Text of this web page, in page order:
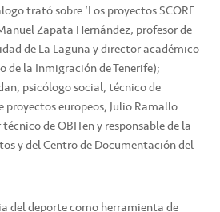
trató sobre ‘Los proyectos SCORE
Zapata Hernández, profesor de
de La Laguna y director académico
de la Inmigración de Tenerife);
psicólogo social, técnico de
proyectos europeos; Julio Ramallo
de OBITen y responsable de la
y del Centro de Documentación del
del deporte como herramienta de